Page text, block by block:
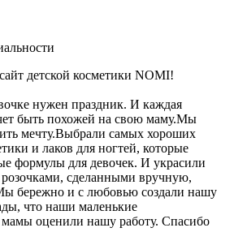
детской косметики NOMI!
нужен праздник. И каждая
быть похожей на свою маму.Мы
мечту.Выбрали самых хороших
и лаков для ногтей, которые
формулы для девочек. И украсили
сделанными вручную,
бережно и с любовью создали нашу
что наши маленькие
оценили нашу работу. Спасибо